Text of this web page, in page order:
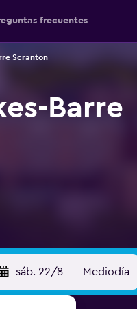
frecuentes
Scranton
Barre
sáb. 22/8 Mediodía